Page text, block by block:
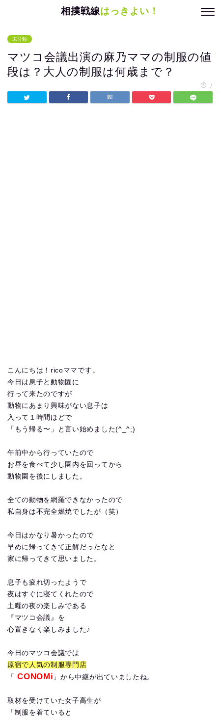
相撲戦線はっきよい！
未分類
マツコ会議出演の麻乃ママの制服の値
段は？大人の制服は何歳まで？
/
こんにちは！ricoママです。
今日は息子と動物園に
行って来たのですが
動物にあまり興味がない息子は
入って１時間ほどで
「もう帰る〜」と言い始めました(^_^;)
午前中から行っていたので
お昼を食べて少し園内を回ってから
動物園を後にしました。
全ての動物を網羅できなかったので
私自身は不完全燃焼でしたが（笑）
今日はかなり暑かったので
早めに帰ってきて正解だったなと
家に帰ってきて思いました。
息子も疲れ切ったようで
夜はすぐに寝てくれたので
土曜の夜の楽しみである
『マツコ会議』を
心置きなく楽しみました♪
今日のマツコ会議では
原宿で人気の制服専門店
「
CONOMi 」から中継が出ていましたね。
取材を受けていた女子高生が
「制服を着ていると